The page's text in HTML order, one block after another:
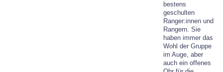
bestens
geschulten
Ranger:innen und
Rangern. Sie
haben immer das
Wohl der Gruppe
im Auge, aber
auch ein offenes